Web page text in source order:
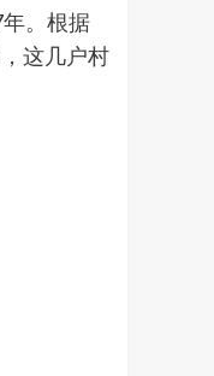
。根据
这几户村